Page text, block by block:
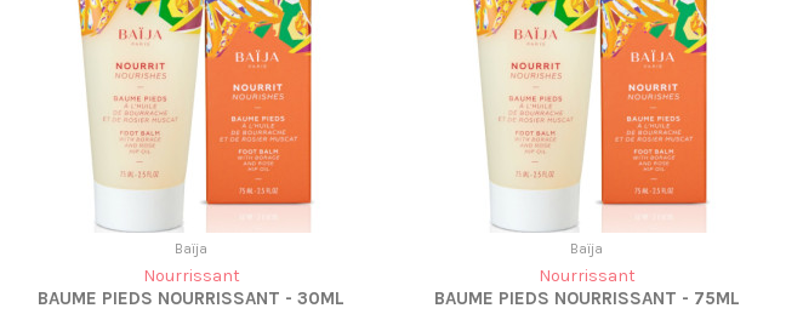
Baïja
Nourrissant
BAUME PIEDS NOURRISSANT - 30ML
Baïja
Nourrissant
BAUME PIEDS NOURRISSANT - 75ML